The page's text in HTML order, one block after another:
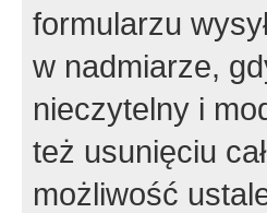
formularzu
w nadmiarze,
nieczytelny i
też usunięciu
możliwość